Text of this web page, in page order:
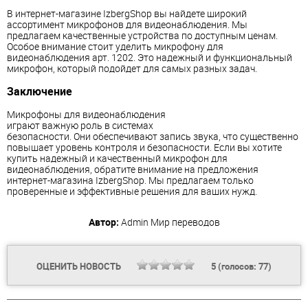
В интернет-магазине IzbergShop вы найдете широкий
ассортимент микрофонов для видеонаблюдения. Мы
предлагаем качественные устройства по доступным ценам.
Особое внимание стоит уделить микрофону для
видеонаблюдения арт. 1202. Это надежный и функциональный
микрофон, который подойдет для самых разных задач.
Заключение
Микрофоны для видеонаблюдения
играют важную роль в системах
безопасности. Они обеспечивают запись звука, что существенно
повышает уровень контроля и безопасности. Если вы хотите
купить надежный и качественный микрофон для
видеонаблюдения, обратите внимание на предложения
интернет-магазина IzbergShop. Мы предлагаем только
проверенные и эффективные решения для ваших нужд.
Автор: Admin Мир переводов
ОЦЕНИТЬ НОВОСТЬ 5(голосов: 77)